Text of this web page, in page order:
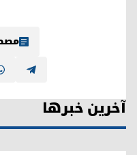
آخرین خبرها